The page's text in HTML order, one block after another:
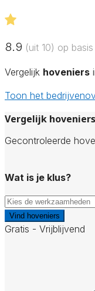
8.9 (uit 10) op
Vergelijk hoveniers
Toon het
Vergelijk
Gecontroleerde
Wat is je klus?
Vind hoveniers
Gratis - Vrijblijvend